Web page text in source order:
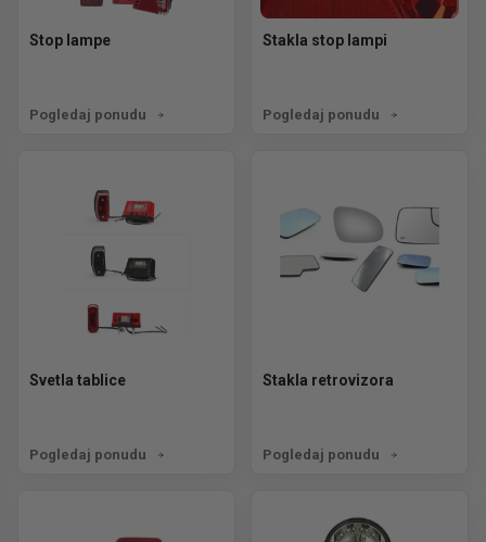
Stop lampe
Pogledaj ponudu
Stakla stop lampi
Pogledaj ponudu
Svetla tablice
Pogledaj ponudu
Stakla retrovizora
Pogledaj ponudu